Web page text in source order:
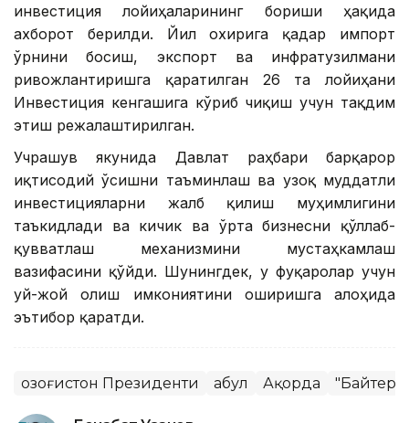
инвестиция лойиҳаларининг бориши ҳақида
ахборот берилди. Йил охирига қадар импорт
ўрнини босиш, экспорт ва инфратузилмани
ривожлантиришга қаратилган 26 та лойиҳани
Инвестиция кенгашига кўриб чиқиш учун тақдим
этиш режалаштирилган.
Учрашув якунида Давлат раҳбари барқарор
иқтисодий ўсишни таъминлаш ва узоқ муддатли
инвестицияларни жалб қилиш муҳимлигини
таъкидлади ва кичик ва ўрта бизнесни қўллаб-
қувватлаш механизмини мустаҳкамлаш
вазифасини қўйди. Шунингдек, у фуқаролар учун
уй-жой олиш имкониятини оширишга алоҳида
эътибор қаратди.
Қозоғистон Президенти Қабул Ақорда